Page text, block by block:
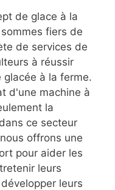
de glace à la
fiers de
de services de
à réussir
à la ferme.
d'une machine à
la
ce secteur
offrons une
pour aider les
leurs
leurs